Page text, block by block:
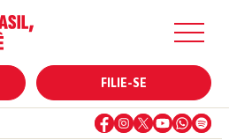
FILIE-SE